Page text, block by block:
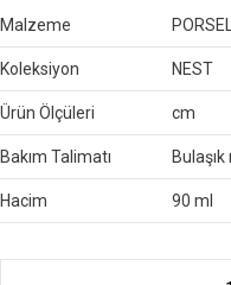
Malzeme
Koleksiyon NEST
Ürün Ölçüleri cm
Bakım Talimatı
Hacim 90 ml